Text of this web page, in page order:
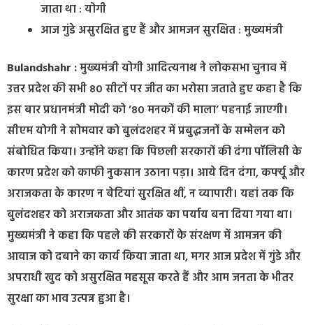
जाता था : योगी
आज गुंडे असुरक्षित हुए हैं और आमजन सुरक्षित : मुख्यमंत्री
Bulandshahr :मुख्यमंत्री योगी आदित्यनाथ ने लोकसभा चुनाव में
उत्तर प्रदेश की सभी 80 सीटों पर जीत का भरोसा जताते हुए कहा है कि
इस बार प्रधानमंत्री मोदी को ’80 मनकों की माला’ पहनाई जाएगी।
सीएम योगी ने सोमवार को बुलंदशहर में प्रबुद्धजनों के सम्मेलन को
संबोधित किया। उन्होंने कहा कि पिछली सरकारों की दंगा पॉलिसी के
कारण प्रदेश को काफी नुकसान उठाना पड़ा। आये दिन दंगा, कर्फ्यू और
अराजकता के कारण न बेटियां सुरक्षित थीं, न व्यापारी। यहां तक कि
बुलंदशहर को अराजकता और आतंक का पर्याय बना दिया गया था।
मुख्यमंत्री ने कहा कि पहले की सरकारों के संरक्षण में आमजन की
आवाज को दबाने का कार्य किया जाता था, मगर आज प्रदेश में गुंडे और
अपराधी खुद को असुरक्षित महसूस करते हैं और आम जनता के भीतर
सुरक्षा का भाव उत्पन्न हुआ है।